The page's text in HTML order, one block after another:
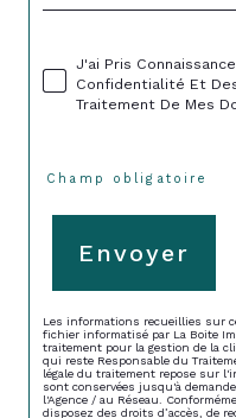
J'ai Pris
Confidentialité Et
Traitement De Mes
* Champ obligatoire
Envoyer
Les informations recueillies sur
fichier informatisé par La Boite
traitement pour la gestion de la
qui reste Responsable du
légale du traitement repose sur
sont conservées jusqu'à
l'Agence / au Réseau.
disposez des droits d’accès, de